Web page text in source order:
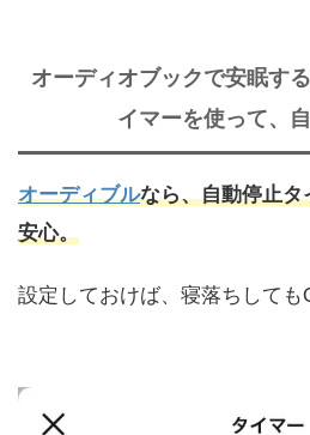
オーディオブックで安眠す
イマーを使って、
オーディブルなら、自動停止
安心。
設定しておけば、寝落ちしても